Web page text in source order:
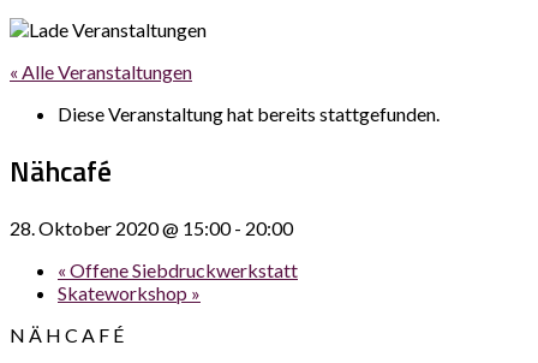
« Alle Veranstaltungen
Diese Veranstaltung hat bereits stattgefunden.
Nähcafé
28. Oktober 2020 @ 15:00- 20:00
« Offene Siebdruckwerkstatt
Skateworkshop »
N Ä H C A F É